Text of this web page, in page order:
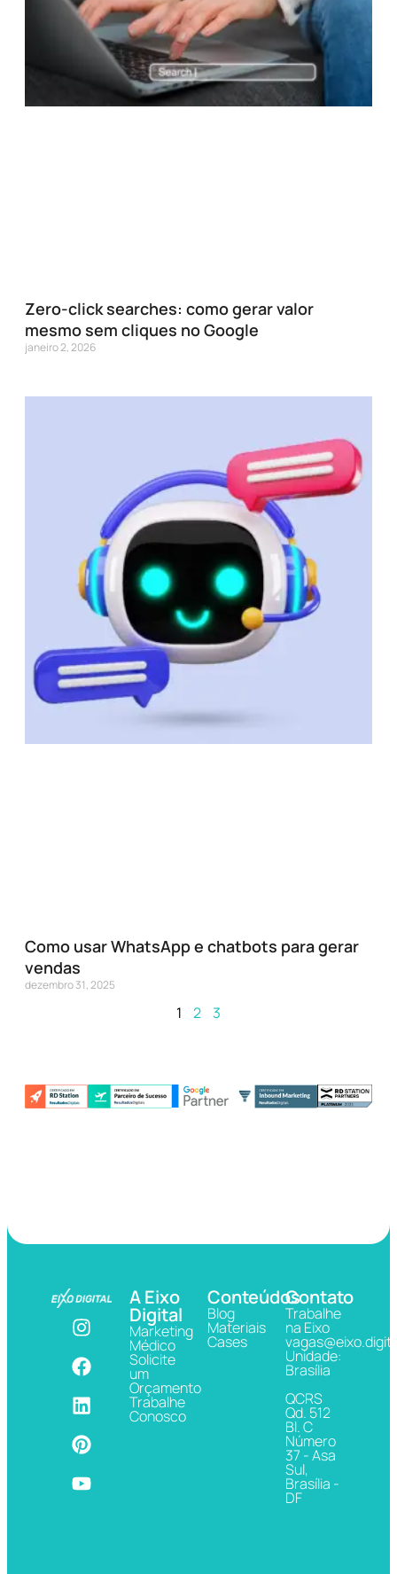
Zero-click searches: como gerar valor
mesmo sem cliques no Google
janeiro 2, 2026
Como usar WhatsApp e chatbots para gerar
vendas
dezembro 31, 2025
1 2 3
A Eixo
Digital
Marketing
Médico
Solicite
um
Orçamento
Trabalhe
Conosco
Conteúdos
Blog
Materiais
Cases
Contato
Trabalhe
na Eixo
Unidade:
Brasília
QCRS
Qd. 512
Bl. C
Número
37 - Asa
Sul,
Brasília -
DF